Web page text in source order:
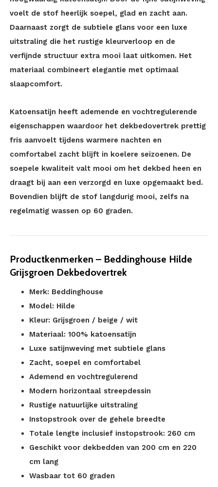
voelt de stof heerlijk soepel, glad en zacht aan.
Daarnaast zorgt de subtiele glans voor een luxe
uitstraling die het rustige kleurverloop en de
verfijnde structuur extra mooi laat uitkomen. Het
materiaal combineert elegantie met optimaal
slaapcomfort.
Katoensatijn heeft ademende en vochtregulerende
eigenschappen waardoor het dekbedovertrek prettig
fris aanvoelt tijdens warmere nachten en
comfortabel zacht blijft in koelere seizoenen. De
soepele kwaliteit valt mooi om het dekbed heen en
draagt bij aan een verzorgd en luxe opgemaakt bed.
Bovendien blijft de stof langdurig mooi, zelfs na
regelmatig wassen op 60 graden.
Productkenmerken – Beddinghouse Hilde
Grijsgroen Dekbedovertrek
Merk: Beddinghouse
Model: Hilde
Kleur: Grijsgroen / beige / wit
Materiaal: 100% katoensatijn
Luxe satijnweving met subtiele glans
Zacht, soepel en comfortabel
Ademend en vochtregulerend
Modern horizontaal streepdessin
Rustige natuurlijke uitstraling
Instopstrook over de gehele breedte
Totale lengte inclusief instopstrook: 260 cm
Geschikt voor dekbedden van 200 cm en 220
cm lang
Wasbaar tot 60 graden